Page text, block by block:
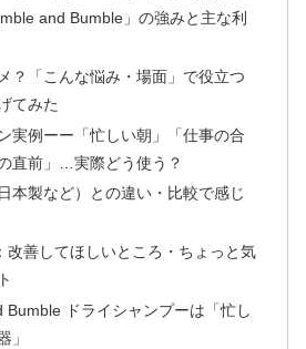
and Bumble」の強みと主な利
？「こんな悩み・場面」で役立つ
てみた
実例ーー「忙しい朝」「仕事の合
直前」…実際どう使う？
本製など）との違い・比較で感じ
改善してほしいところ・ちょっと気
Bumble ドライシャンプーは「忙し
」